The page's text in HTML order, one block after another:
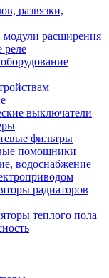
развязки,
расширения
реле
выключатели
фильтры
помощники
водоснабжение
радиаторов
теплого пола